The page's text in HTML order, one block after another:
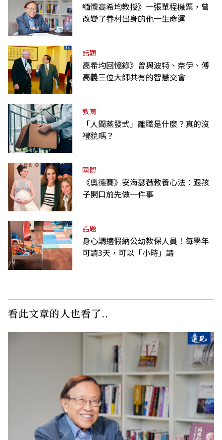
緬懷高希均教授》一張單程機票，曾
改變了眷村出身的他一生命運
話題
高希均回憶錄》曾與波特、奈伊、傅
高義三位大師共有的智慧交會
教育
「人間蒸發式」離職是什麼？真的沒
禮貌嗎？
國際
《奧德賽》安海瑟薇教養心法：跟孩
子開口前先做一件事
話題
身心調適假納公幼教保人員！每學年
可請3天，可以「小時」請
看此文章的人也看了..